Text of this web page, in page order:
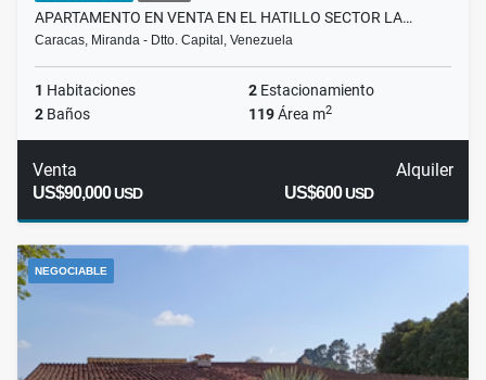
APARTAMENTO EN VENTA EN EL HATILLO SECTOR LA…
Caracas, Miranda - Dtto. Capital, Venezuela
1 Habitaciones 2 Estacionamiento
2 Baños 119Área m2
Venta
US$90,000USD
Alquiler
US$600USD
NEGOCIABLE